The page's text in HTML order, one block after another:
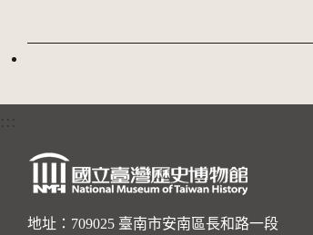
:::
地址：709025 臺南市安南區長和路一段